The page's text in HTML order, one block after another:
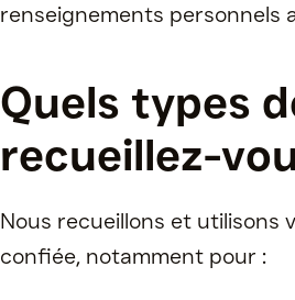
renseignements personnels
Quels types
recueillez-
Nous recueillons et utilisons
confiée, notamment pour :